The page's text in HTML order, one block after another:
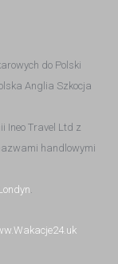
do Polski
Anglia Szkocja
Ineo Travel Ltd z
handlowymi